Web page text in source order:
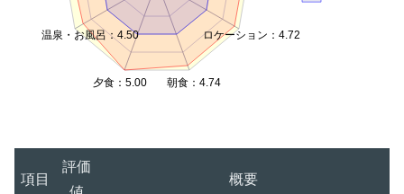
ロケーション：4.72
朝食：4.74
夕食：5.00
温泉・お風呂：4.50
項目
評価
概要